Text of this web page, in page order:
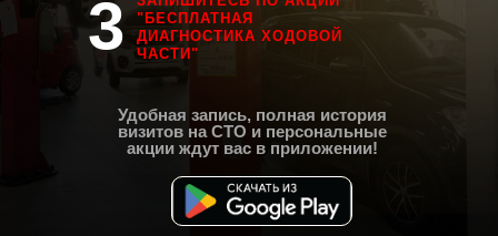
"БЕСПЛАТНАЯ
ДИАГНОСТИКА ХОДОВОЙ
ЧАСТИ"
3
Удобная запись, полная история
визитов на СТО и персональные
акции ждут вас в приложении!